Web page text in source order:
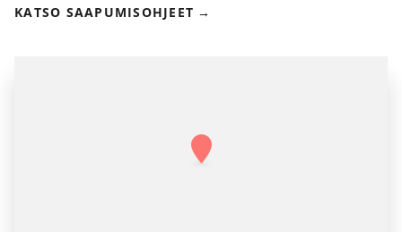
KATSO SAAPUMISOHJEET